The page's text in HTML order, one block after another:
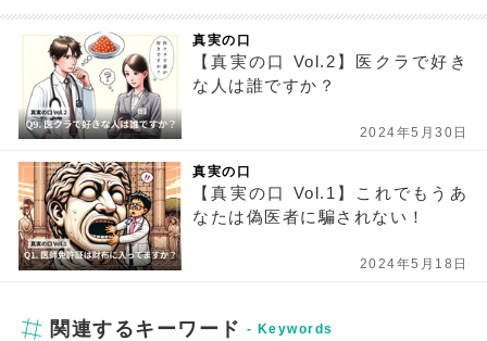
真実の口
【真実の口 Vol.2】医クラで好き
な人は誰ですか？
2024年5月30日
真実の口
【真実の口 Vol.1】これでもうあ
なたは偽医者に騙されない！
2024年5月18日
関連するキーワード